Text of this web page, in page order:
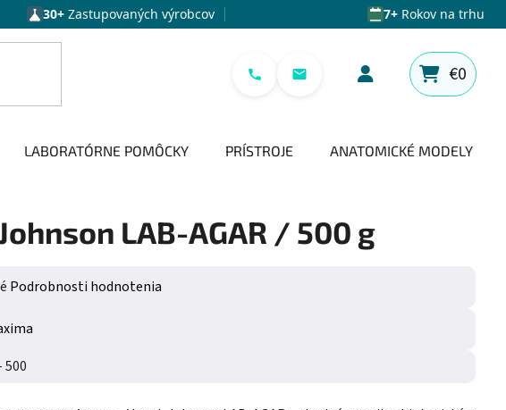
30+ Zastupovaných výrobcov 7+Rokov na trhu
NÁKUPNÝ
€0
LABORATÓRNE POMÔCKY PRÍSTROJE ANATOMICKÉ MODELY
LAB-AGAR / 500 g
produktu je 0,0 z 5 hviezdičiek.
Podrobnosti hodnotenia
500